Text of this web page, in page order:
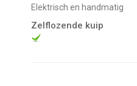
Elektrisch en handmatig
Zelflozende kuip